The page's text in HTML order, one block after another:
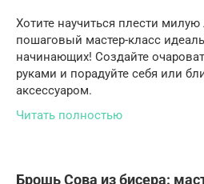
Хотите научиться плести
пошаговый мастер-класс
начинающих! Создайте
руками и порадуйте себя или
аксессуаром.
Читать полностью
Брошь Сова из бисера: